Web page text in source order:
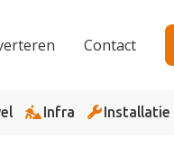
Contact
Infra Installatie